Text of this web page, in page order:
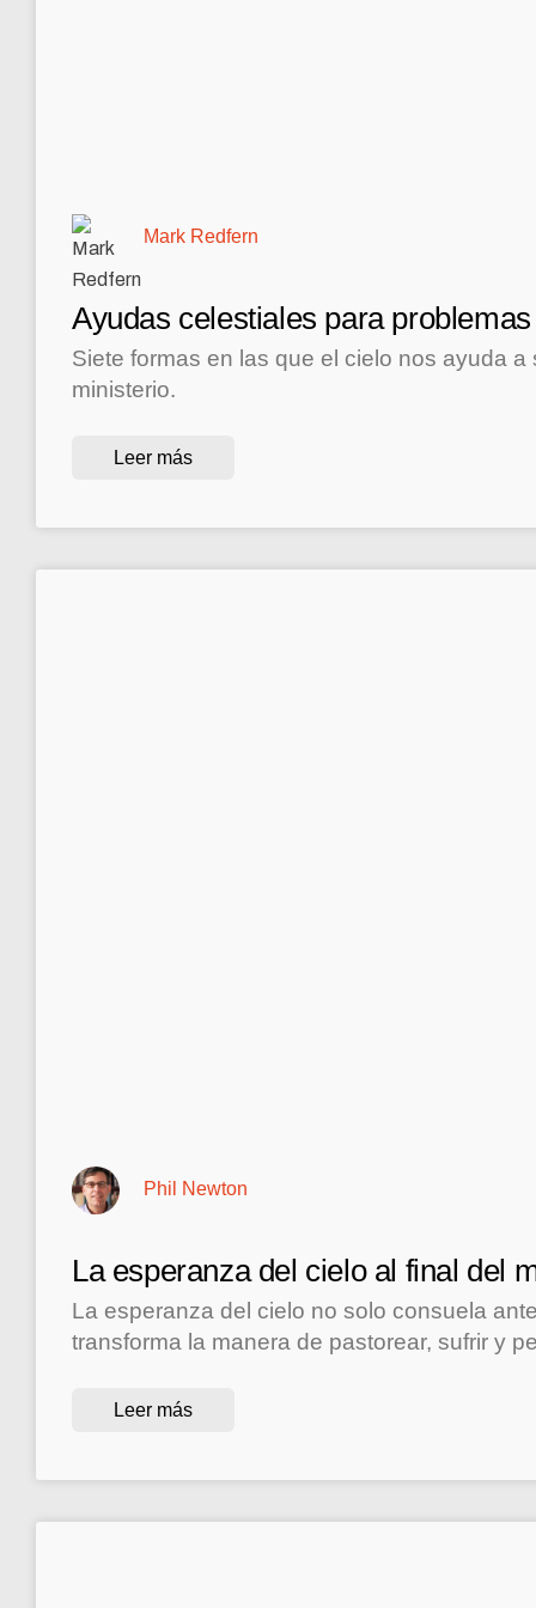
Ayudas celestiales para
Siete formas en las que el cielo nos ayuda a
ministerio.
Leer más
Mark Redfern
La esperanza del cielo al final del
La esperanza del cielo no solo consuela
transforma la manera de pastorear, sufrir y
Leer más
Phil Newton